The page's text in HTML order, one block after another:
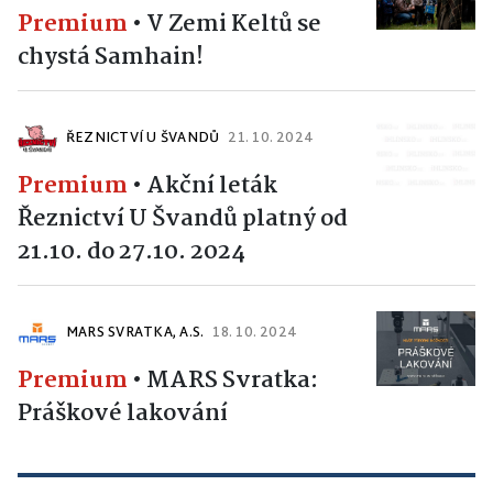
Premium • V Zemi Keltů se
chystá Samhain!
ŘEZNICTVÍ U ŠVANDŮ 21. 10. 2024
Premium • Akční leták
Řeznictví U Švandů platný od
21.10. do 27.10. 2024
MARS SVRATKA, A.S. 18. 10. 2024
Premium • MARS Svratka:
Práškové lakování